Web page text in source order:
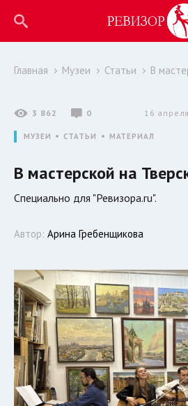
Главная Музеи Статьи В
3 862 0 16
МУЗЕИ СТАТЬИ МАТЕРИАЛ
В мастерской на
Специально для "Ревизора.ru".
Автор: Арина Гребенщикова